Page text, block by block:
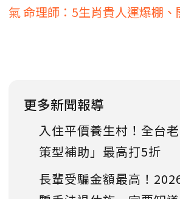
氣 命理師：5生肖貴人運爆棚
更多新聞報導
入住平價養生村！全台
策型補助」最高打5折
長輩受騙金額最高！